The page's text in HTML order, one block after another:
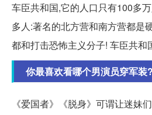
车臣共和国,它的人口只有100多
多人:著名的北方营和南方营都是
都和打击恐怖主义分子! 车臣共和
你最喜欢看哪个男演员穿军装?
《爱国者》《脱身》可谓让迷妹